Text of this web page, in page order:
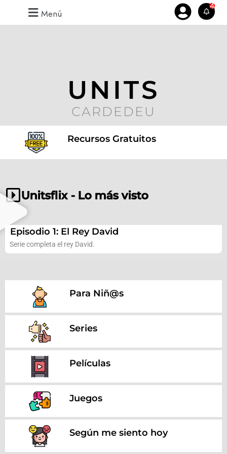
Menú
4
UNITS
CARDEDEU
Recursos Gratuitos
Unitsflix - Lo más visto
Episodio 1: El Rey David
Serie completa el rey David.
Para Niñ@s
Series
Películas
Juegos
Según me siento hoy